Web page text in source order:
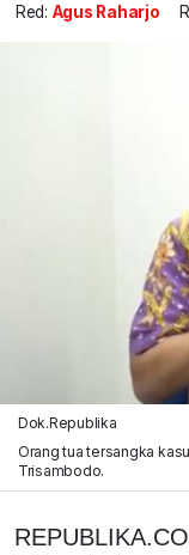
Red: Agus Raharjo
Dok.Republika
Orang tua tersangka
Trisambodo.